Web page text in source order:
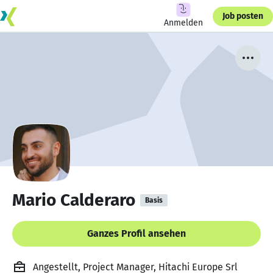
Anmelden
Job posten
Mario Calderaro Basis
Ganzes Profil ansehen
Angestellt, Project Manager, Hitachi Europe Srl